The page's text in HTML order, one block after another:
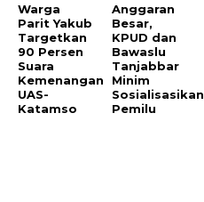
Warga
Parit Yakub
Targetkan
90 Persen
Suara
Kemenangan
UAS-
Katamso
Anggaran
Besar,
KPUD dan
Bawaslu
Tanjabbar
Minim
Sosialisasikan
Pemilu